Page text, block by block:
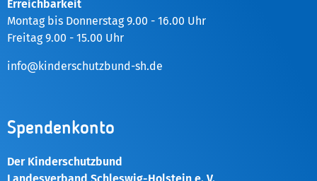
Erreichbarkeit
Montag bis Donnerstag 9.00 - 16.00 Uhr
Freitag 9.00 - 15.00 Uhr
info@kinderschutzbund-sh.de
Spendenkonto
Der Kinderschutzbund